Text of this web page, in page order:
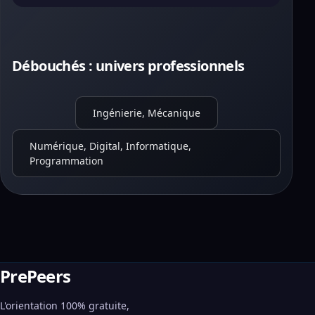
Débouchés : univers professionnels
Ingénierie, Mécanique
Numérique, Digital, Informatique,
Programmation
PrePeers
L'orientation 100% gratuite,